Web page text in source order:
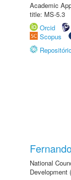
Academic
title: MS-5.3
Orcid
Scopus
National
Development